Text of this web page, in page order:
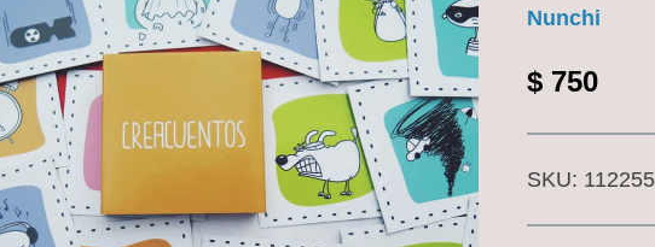
Nunchi
$750
SKU: